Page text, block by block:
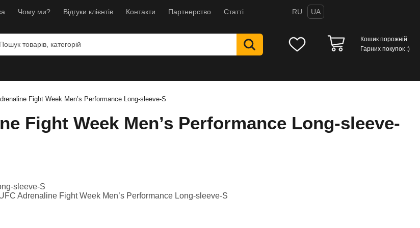
Чому ми? Відгуки клієнтів Контакти Партнерство Статті RU UA
Кошик порожній
Гарних покупок :)
Fight Week Men’s Performance Long-sleeve-S
Fight Week Men’s Performance Long-sleeve-